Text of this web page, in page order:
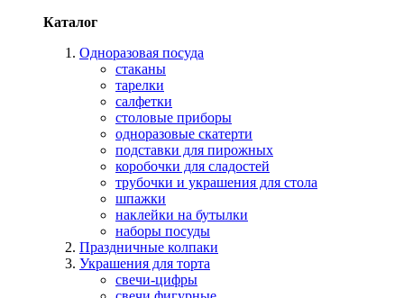
Каталог
Одноразовая посуда
стаканы
тарелки
салфетки
столовые приборы
одноразовые скатерти
подставки для пирожных
коробочки для сладостей
трубочки и украшения для стола
шпажки
наклейки на бутылки
наборы посуды
Праздничные колпаки
Украшения для торта
свечи-цифры